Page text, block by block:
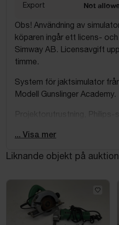
Export Not
Obs! Användning av
köparen ingår ett licens-
Simway AB. Licensavgift
timme.
System för jaktsimulator
Modell Gunslinger Academy.
Projektorutrustning, Philips-
2 st. Colt SAA .45 CO2-
samt fyra gevär (två med
träimitation) Rekvisita:
... Visa mer
Liknande objekt på